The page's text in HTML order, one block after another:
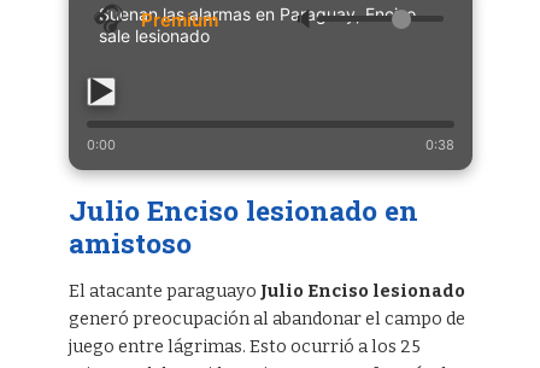
Suenan las alarmas en Paraguay, Enciso
sale lesionado
🔈
0:00 0:38
Julio Enciso lesionado en
amistoso
El atacante paraguayo Julio Enciso lesionado
generó preocupación al abandonar el campo de
juego entre lágrimas. Esto ocurrió a los 25